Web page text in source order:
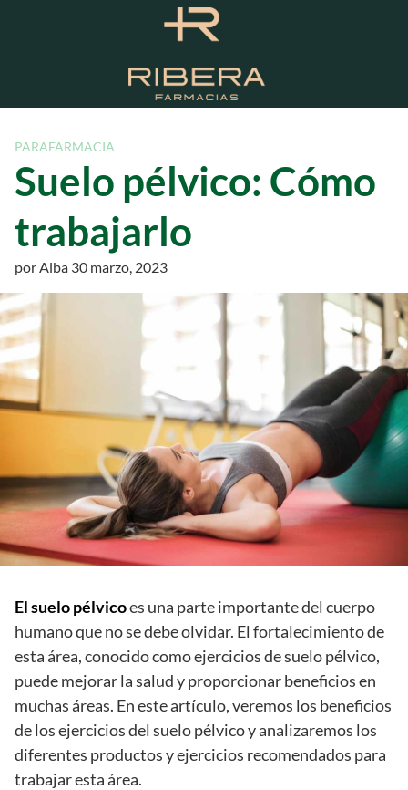
n
i
d
o
PARAFARMACIA
Suelo pélvico: Cómo
trabajarlo
porAlba 30 marzo, 2023
El suelo pélvicoes una parte importante del cuerpo
humano que no se debe olvidar. El fortalecimiento de
esta área, conocido como ejercicios de suelo pélvico,
puede mejorar la salud y proporcionar beneficios en
muchas áreas. En este artículo, veremos los beneficios
de los ejercicios del suelo pélvico y analizaremos los
diferentes productos y ejercicios recomendados para
trabajar esta área.